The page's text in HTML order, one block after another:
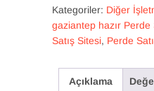
adet
Kategoriler: Diğer
gaziantep hazır Perde
Satış Sitesi, Perde
Açıklama